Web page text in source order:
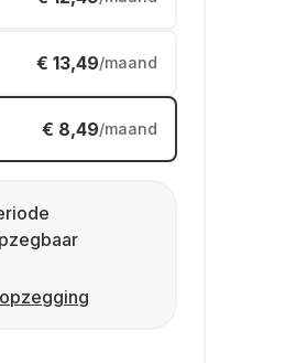
€ 13,49/maand
€ 8,49/maand